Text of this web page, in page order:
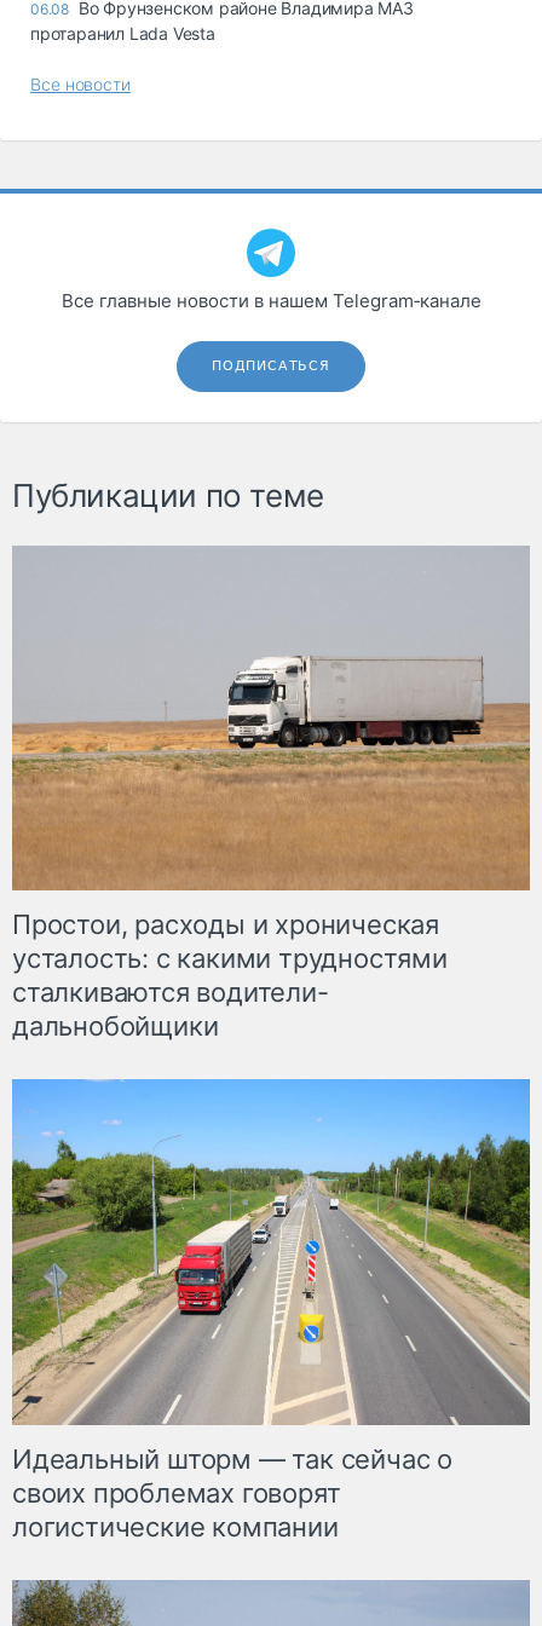
06.08 Во Фрунзенском районе Владимира МАЗ
протаранил Lada Vesta
Все новости
Все главные новости в нашем Telegram‑канале
ПОДПИСАТЬСЯ
Публикации по теме
Простои, расходы и хроническая
усталость: с какими трудностями
сталкиваются водители-
дальнобойщики
Идеальный шторм — так сейчас о
своих проблемах говорят
логистические компании